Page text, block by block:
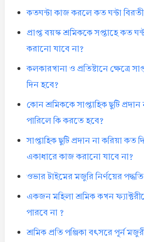
কতঘন্টা কাজ করলে কত ঘন্টা
প্রাপ্ত বয়স্ক শ্রমিককে সপ্তাহে কত
করানো যাবে না?
কলকারখানা ও প্রতিষ্টানে ক্ষেত্রে
দিন হবে?
কোন শ্রমিককে সাপ্তাহিক ছুটি
পারিলে কি করতে হবে?
সাপ্তাহিক ছুটি প্রদান না করিয়া কত
একাধারে কাজ করানো যাবে না?
ওভার টাইমের মজুরি নির্ণয়ের
একজন মহিলা শ্রমিক কখন
পারবে না ?
শ্রমিক প্রতি পঞ্জিকা বৎসরে পূর্ন